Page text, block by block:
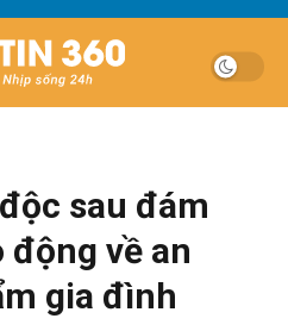
sau đám
động về an
gia đình